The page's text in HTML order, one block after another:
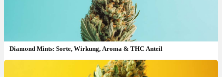
Diamond Mints: Sorte, Wirkung, Aroma & THC Anteil